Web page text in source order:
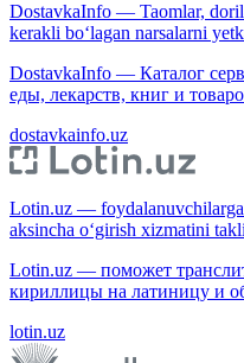
DostavkaInfo — Taomlar,
kerakli bo‘lagan narsalarni
DostavkaInfo — Каталог
еды, лекарств, книг и
dostavkainfo.uz
Lotin.uz —
aksincha o‘girish xizmatini
Lotin.uz — поможет
кириллицы на латиницу и
lotin.uz